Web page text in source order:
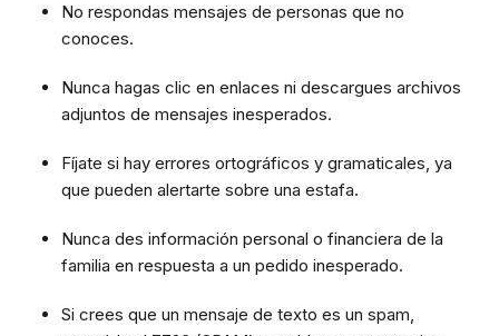
No respondas mensajes de personas que no
conoces.
Nunca hagas clic en enlaces ni descargues archivos
adjuntos de mensajes inesperados.
Fíjate si hay errores ortográficos y gramaticales, ya
que pueden alertarte sobre una estafa.
Nunca des información personal o financiera de la
familia en respuesta a un pedido inesperado.
Si crees que un mensaje de texto es un spam,